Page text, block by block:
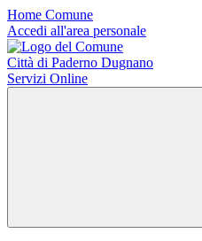
Home Comune
Accedi all'area personale
Città di Paderno Dugnano
Servizi Online